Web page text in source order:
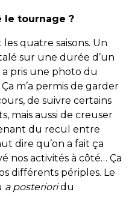
le tournage ?
quatre saisons. Un
sur une durée d’un
a pris une photo du
m’a permis de garder
de suivre certains
mais aussi de creuser
du recul entre
dire qu’on a fait ça
nos activités à côté… Ça
différents périples. Le
a posterioridu